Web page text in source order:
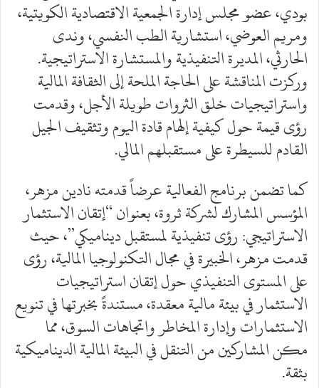
بودي، عضو مجلس إدارة الجمعية الاقتصادية الكويتية،
ومريم العوضي، استشارية الطب النفسي، وندى
الحارثي، المديرة التنفيذية والمستشارة الاستراتيجية.
وركزت المناقشة على الحاجة الملحة إلى الثقافة المالية
واستراتيجيات خلق الثروات طويلة الأجل، وقدمت
رؤى قيمة حول كيفية إلهام قادة اليوم وتثقيف الجيل
القادم للسيطرة على مستقبلهم المالي.
كما تضمن برنامج الفعالية عرضاً قدمته نادين مزهر،
المؤسس المشارك لشركة ثروة، بعنوان “إتقان الاستثمار
الاستراتيجي: رؤى تنفيذية لمستقبل ديناميكي”، حيث
قدمت مزهر، الخبيرة في مجال التكنولوجيا المالية، رؤى
على المستوى التنفيذي حول إتقان استراتيجيات
الاستثمار في بيئة مالية معقدة، مستندةً بخبرتها في تنويع
الاستثمارات وإدارة المخاطر واتجاهات السوق، مما
مكن المشاركين من التنقل في البيئة المالية الديناميكية
بثقة.